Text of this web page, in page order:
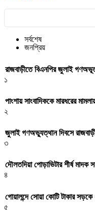
সর্বশেষ
জনপ্রিয়
রাজবাড়ীতে বিএন‌পির জুলাই
১
পাংশায় সাংবাদিককে মারধরের
২
জুলাই গণঅভ্যুত্থান দিবসে
৩
দৌলতদিয়া পোড়াভিটার শীর্ষ মাদক
৪
গোয়ালন্দে সোয়া কোটি টাকার
৫